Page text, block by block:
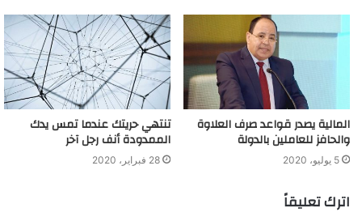
المالية يصدر قواعد صرف العلاوة
والحافز للعاملين بالدولة
5 يوليو، 2020
تنتهي حريتك عندما تمس يدك
الممدودة أنف رجل آخر
28 فبراير، 2020
اترك تعليقاً